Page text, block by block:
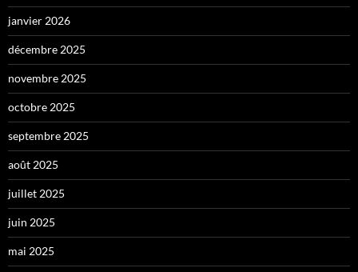
janvier 2026
décembre 2025
novembre 2025
octobre 2025
septembre 2025
août 2025
juillet 2025
juin 2025
mai 2025